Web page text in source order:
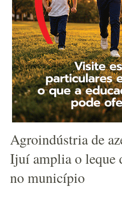
Agroindústria de
Ijuí amplia o leque
no município